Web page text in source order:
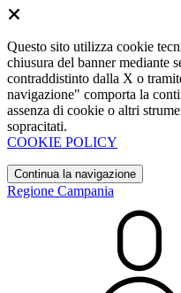
Questo sito utilizza cookie
chiusura del banner mediante
contraddistinto dalla X o
navigazione" comporta la
assenza di cookie o altri
sopracitati.
COOKIE POLICY
Continua la navigazione
Regione Campania